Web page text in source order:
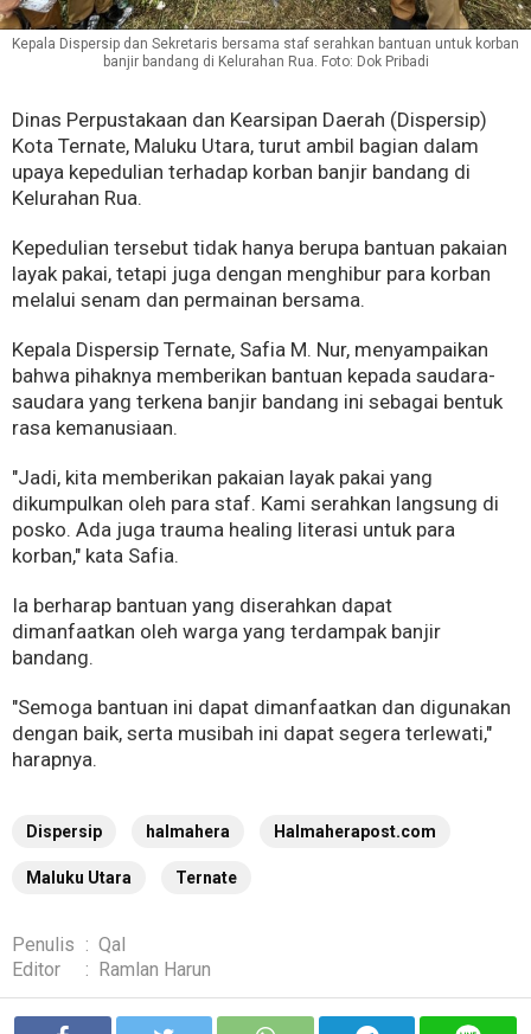
Kepala Dispersip dan Sekretaris bersama staf serahkan bantuan untuk korban
banjir bandang di Kelurahan Rua. Foto: Dok Pribadi
Dinas Perpustakaan dan Kearsipan Daerah (Dispersip)
Kota Ternate, Maluku Utara, turut ambil bagian dalam
upaya kepedulian terhadap korban banjir bandang di
Kelurahan Rua.
Kepedulian tersebut tidak hanya berupa bantuan pakaian
layak pakai, tetapi juga dengan menghibur para korban
melalui senam dan permainan bersama.
Kepala Dispersip Ternate, Safia M. Nur, menyampaikan
bahwa pihaknya memberikan bantuan kepada saudara-
saudara yang terkena banjir bandang ini sebagai bentuk
rasa kemanusiaan.
"Jadi, kita memberikan pakaian layak pakai yang
dikumpulkan oleh para staf. Kami serahkan langsung di
posko. Ada juga trauma healing literasi untuk para
korban," kata Safia.
Ia berharap bantuan yang diserahkan dapat
dimanfaatkan oleh warga yang terdampak banjir
bandang.
"Semoga bantuan ini dapat dimanfaatkan dan digunakan
dengan baik, serta musibah ini dapat segera terlewati,"
harapnya.
Dispersip halmahera Halmaherapost.com
Maluku Utara Ternate
Penulis : Qal
Editor
: Ramlan Harun